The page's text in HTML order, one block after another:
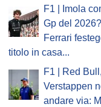
F1 | Imola
Gp del
Ferrari
titolo in casa...
F1 | Red Bull,
Verstappen
andare via: